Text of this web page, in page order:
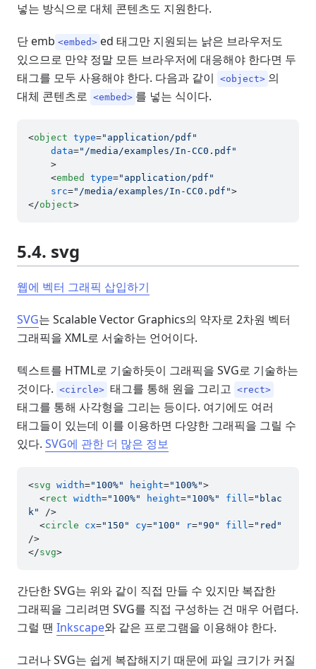
넣는 방식으로 대체 콘텐츠도 지원한다.
단 emb <embed> ed 태그만 지원되는 낡은 브라우저도
있으므로 만약 정말 모든 브라우저에 대응해야 한다면 두
태그를 모두 사용해야 한다. 다음과 같이
<object> 의
대체 콘텐츠로 <embed> 를 넣는 식이다.
<object type="application/pdf"
data="/media/examples/In-CC0.pdf"
    >
<embed type="application/pdf"
src="/media/examples/In-CC0.pdf">
</object>
5.4. svg
웹에 벡터 그래픽 삽입하기
SVG는 Scalable Vector Graphics의 약자로 2차원 벡터
그래픽을 XML로 서술하는 언어이다.
텍스트를 HTML로 기술하듯이 그래픽을 SVG로 기술하는
것이다. <circle> 태그를 통해 원을 그리고 <rect>
태그를 통해 사각형을 그리는 등이다. 여기에도 여러
태그들이 있는데 이를 이용하면 다양한 그래픽을 그릴 수
있다. SVG에 관한 더 많은 정보
<svg width="100%" height="100%">
<rect width="100%" height="100%" fill="blac
k"
/>
<circle cx="150" cy="100" r="90" fill="red"
/>
</svg>
간단한 SVG는 위와 같이 직접 만들 수 있지만 복잡한
그래픽을 그리려면 SVG를 직접 구성하는 건 매우 어렵다.
그럴 땐 Inkscape와 같은 프로그램을 이용해야 한다.
그러나 SVG는 쉽게 복잡해지기 때문에 파일 크기가 커질